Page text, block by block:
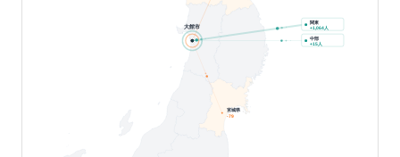
宮城県
-79
大館市
関東
+1,064人
中部
+15人